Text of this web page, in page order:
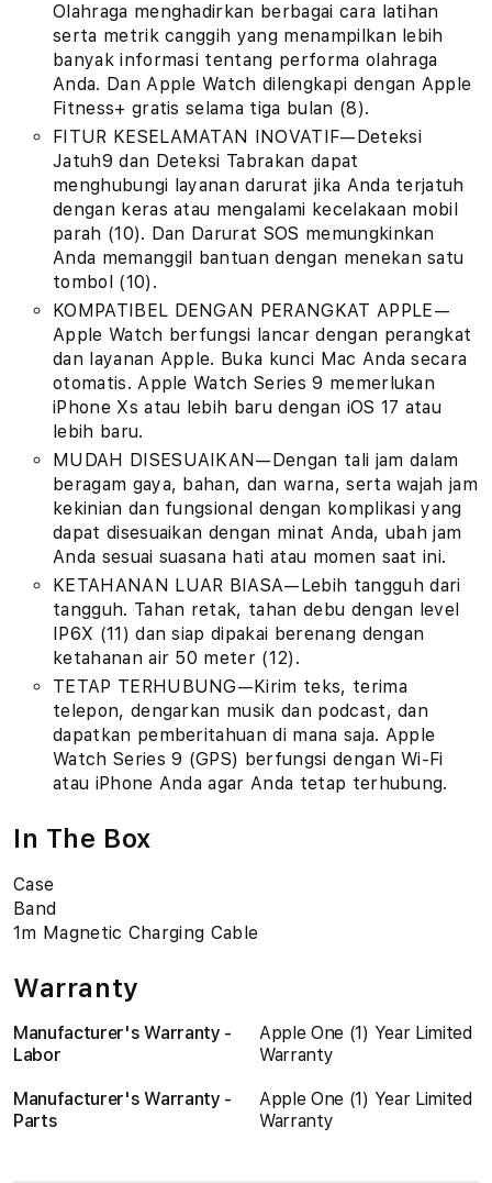
Olahraga menghadirkan berbagai cara latihan
serta metrik canggih yang menampilkan lebih
banyak informasi tentang performa olahraga
Anda. Dan Apple Watch dilengkapi dengan Apple
Fitness+ gratis selama tiga bulan (8).
FITUR KESELAMATAN INOVATIF—Deteksi
Jatuh9 dan Deteksi Tabrakan dapat
menghubungi layanan darurat jika Anda terjatuh
dengan keras atau mengalami kecelakaan mobil
parah (10). Dan Darurat SOS memungkinkan
Anda memanggil bantuan dengan menekan satu
tombol (10).
KOMPATIBEL DENGAN PERANGKAT APPLE—
Apple Watch berfungsi lancar dengan perangkat
dan layanan Apple. Buka kunci Mac Anda secara
otomatis. Apple Watch Series 9 memerlukan
iPhone Xs atau lebih baru dengan iOS 17 atau
lebih baru.
MUDAH DISESUAIKAN—Dengan tali jam dalam
beragam gaya, bahan, dan warna, serta wajah jam
kekinian dan fungsional dengan komplikasi yang
dapat disesuaikan dengan minat Anda, ubah jam
Anda sesuai suasana hati atau momen saat ini.
KETAHANAN LUAR BIASA—Lebih tangguh dari
tangguh. Tahan retak, tahan debu dengan level
IP6X (11) dan siap dipakai berenang dengan
ketahanan air 50 meter (12).
TETAP TERHUBUNG—Kirim teks, terima
telepon, dengarkan musik dan podcast, dan
dapatkan pemberitahuan di mana saja. Apple
Watch Series 9 (GPS) berfungsi dengan Wi-Fi
atau iPhone Anda agar Anda tetap terhubung.
In The Box
Case
Band
1m Magnetic Charging Cable
Warranty
Manufacturer's Warranty -
Labor
Apple One (1) Year Limited
Warranty
Manufacturer's Warranty -
Parts
Apple One (1) Year Limited
Warranty